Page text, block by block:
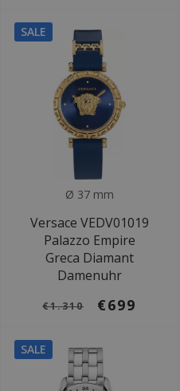
SALE
Ø 37 mm
Versace VEDV01019
Palazzo Empire
Greca Diamant
Damenuhr
€1.310 €699
SALE